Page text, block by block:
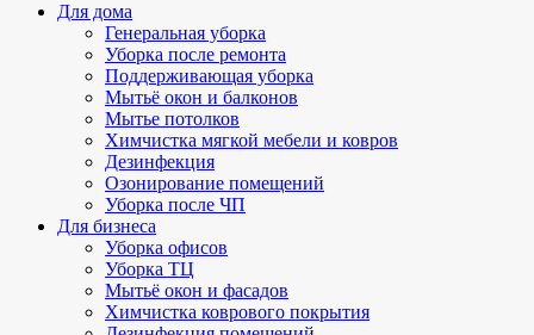
Для дома
Генеральная уборка
Уборка после ремонта
Поддерживающая уборка
Мытьё окон и балконов
Мытье потолков
Химчистка мягкой мебели и ковров
Дезинфекция
Озонирование помещений
Уборка после ЧП
Для бизнеса
Уборка офисов
Уборка ТЦ
Мытьё окон и фасадов
Химчистка коврового покрытия